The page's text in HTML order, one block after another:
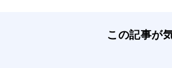
この記事が